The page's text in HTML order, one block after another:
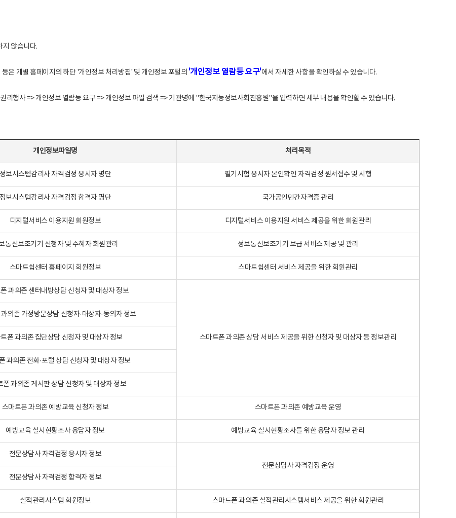
않습니다.
은 개별 홈페이지의 하단 '개인정보 처리방침' 및 개인정보 포털의 '개인정보 열람등 요구'에서 자세한 사항을 확인하실 수 있습니다.
행사 => 개인정보 열람등 요구 => 개인정보 파일 검색 => 기관명에 "한국지능정보사회진흥원"을 입력하면 세부 내용을 확인할 수 있습니다.
개인정보파일명 처리목적
정보시스템감리사 자격검정 응시자 명단 필기시험 응시자 본인확인 자격검정 원서접수 및 시행
정보시스템감리사 자격검정 합격자 명단 국가공인민간자격증 관리
디지털서비스 이용지원 회원정보 디지털서비스 이용지원 서비스 제공을 위한 회원관리
통신보조기기 신청자 및 수혜자 회원관리 정보통신보조기기 보급 서비스 제공 및 관리
스마트쉼센터 홈페이지 회원정보 스마트쉼센터 서비스 제공을 위한 회원관리
과의존 센터내방상담 신청자 및 대상자 정보
스마트폰 과의존 상담 서비스 제공을 위한 신청자 및 대상자 등 정보관리
의존 가정방문상담 신청자·대상자·동의자 정보
폰 과의존 집단상담 신청자 및 대상자 정보
과의존 전화·포털 상담 신청자 및 대상자 정보
폰 과의존 게시판 상담 신청자 및 대상자 정보
스마트폰 과의존 예방교육 신청자 정보 스마트폰 과의존 예방교육 운영
예방교육 실시현황조사 응답자 정보 예방교육 실시현황조사를 위한 응답자 정보 관리
전문상담사 자격검정 응시자 정보
전문상담사 자격검정 운영
전문상담사 자격검정 합격자 정보
실적관리시스템 회원정보 스마트폰 과의존 실적관리시스템서비스 제공을 위한 회원관리